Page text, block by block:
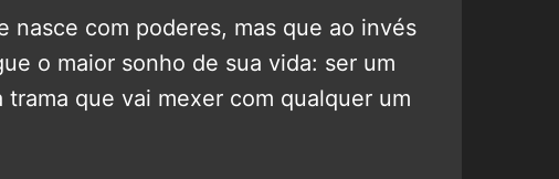
nasce com poderes, mas que ao invés
o maior sonho de sua vida: ser um
que vai mexer com qualquer um